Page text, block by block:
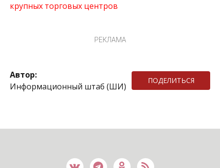
крупных торговых центров
РЕКЛАМА
Автор:
Информационный штаб (ШИ)
ПОДЕЛИТЬСЯ